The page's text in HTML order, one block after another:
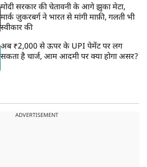
मोदी सरकार की चेतावनी के आगे झुका मेटा,
मार्क ज़ुकरबर्ग ने भारत से मांगी माफ़ी, गलती भी
स्वीकार की
अब ₹2,000 से ऊपर के UPI पेमेंट पर लग
सकता है चार्ज, आम आदमी पर क्या होगा असर?
ADVERTISEMENT